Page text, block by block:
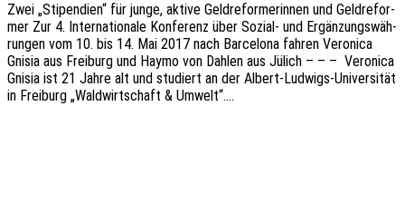
Zwei „Stipen­di­en“ für junge, aktive Geld­re­for­me­rin­nen und Geld­re­for­
mer Zur 4. Inter­na­tio­na­le Konfe­renz über Sozial- und Ergän­zungs­wäh­
run­gen vom 10. bis 14. Mai 2017 nach Barce­lo­na fahren Vero­ni­ca
Gnisia aus Frei­burg und Haymo von Dahlen aus Jülich – – – Vero­ni­ca
Gnisia ist 21 Jahre alt und studiert an der Albert-Ludwigs-Univer­­­si­­tät
in Frei­burg „Wald­wirt­schaft & Umwelt“.…